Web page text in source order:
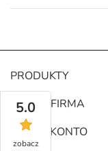
PRODUKTY
NASZA FIRMA
TWOJE KONTO
5.0
zobacz